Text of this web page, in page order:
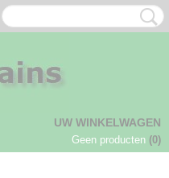
UW WINKELWAGEN
Geen producten (0)